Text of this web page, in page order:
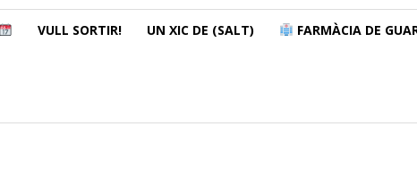
VULL SORTIR! UN XIC DE (SALT) FARMÀCIA DE